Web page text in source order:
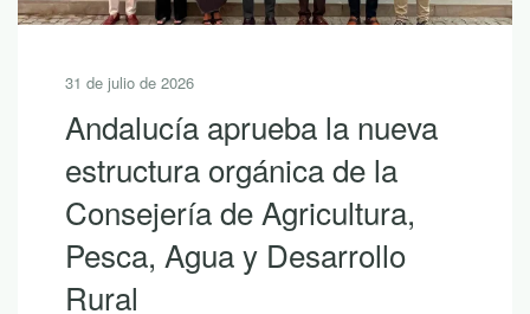
30 de julio de 2026
10 lecturas de verano para
descubrir la riqueza de
Andalucía con LEADER
Si hoy es uno de esos días prometedores en
los que ya empiezas a saborear y planificar